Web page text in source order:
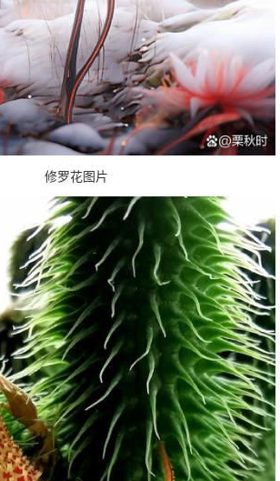
修罗花图片